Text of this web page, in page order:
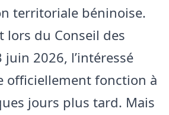
territoriale béninoise.
lors du Conseil des
2026, l’intéressé
officiellement fonction à
jours plus tard. Mais